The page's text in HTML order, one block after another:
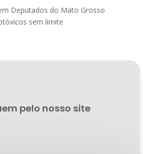
Deputados do Mato Grosso
sem limite
pelo nosso site